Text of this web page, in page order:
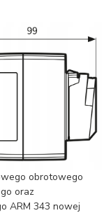
obrotowego
oraz
ARM 343 nowej